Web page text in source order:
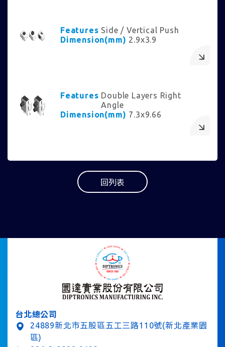
Features Side / Vertical Push
Dimension(mm) 2.9x3.9
Features Double Layers Right
Angle
Dimension(mm) 7.3x9.66
回列表
台北總公司
24889新北市五股區五工三路110號(新北產業園
區)